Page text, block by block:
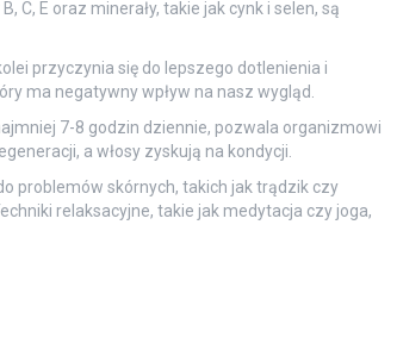
C, E oraz minerały, takie jak cynk i selen, są
przyczynia się do lepszego dotlenienia i
ma negatywny wpływ na nasz wygląd.
7-8 godzin dziennie, pozwala organizmowi
a włosy zyskują na kondycji.
problemów skórnych, takich jak trądzik czy
relaksacyjne, takie jak medytacja czy joga,